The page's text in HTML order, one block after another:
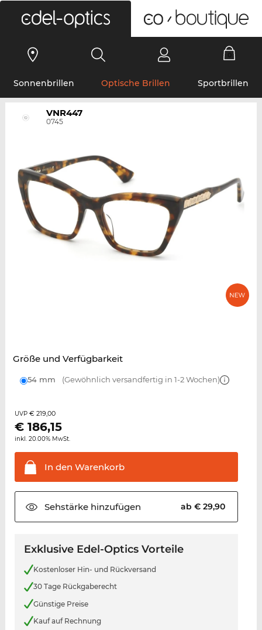
Sonnenbrillen Optische Brillen Sportbrillen
VNR447
0745
Größe und Verfügbarkeit
54 mm (Gewöhnlich versandfertig in 1-2 Wochen)
UVP € 219,00
€ 186,15
inkl. 20.00% MwSt.
In den Warenkorb
Sehstärkehinzufügen ab € 29,90
Exklusive Edel-Optics Vorteile
Kostenloser Hin- und Rückversand
30 Tage Rückgaberecht
Günstige Preise
Kauf auf Rechnung